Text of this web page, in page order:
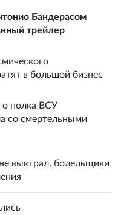
Бандерасом
трейлер
в большой бизнес
полка ВСУ
со смертельными
выиграл, болельщики